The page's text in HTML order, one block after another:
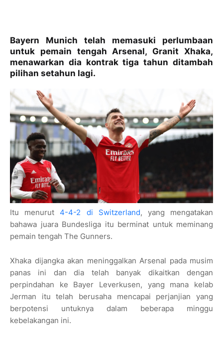
Bayern Munich telah memasuki perlumbaan
untuk pemain tengah Arsenal, Granit Xhaka,
menawarkan dia kontrak tiga tahun ditambah
pilihan setahun lagi.
Itu menurut 4-4-2 di Switzerland, yang mengatakan
bahawa juara Bundesliga itu berminat untuk meminang
pemain tengah The Gunners.
Xhaka dijangka akan meninggalkan Arsenal pada musim
panas ini dan dia telah banyak dikaitkan dengan
perpindahan ke Bayer Leverkusen, yang mana kelab
Jerman itu telah berusaha mencapai perjanjian yang
berpotensi untuknya dalam beberapa minggu
kebelakangan ini.